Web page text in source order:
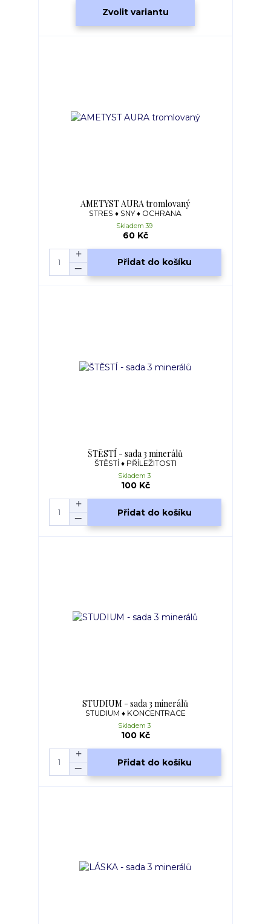
Zvolit variantu
AMETYST AURA tromlovaný
STRES ♦ SNY ♦ OCHRANA
60 Kč
Skladem 39
Přidat do košíku
ŠTĚSTÍ - sada 3 minerálů
ŠTĚSTÍ ♦ PŘÍLEŽITOSTI
100 Kč
Skladem 3
Přidat do košíku
STUDIUM - sada 3 minerálů
STUDIUM ♦ KONCENTRACE
100 Kč
Skladem 3
Přidat do košíku